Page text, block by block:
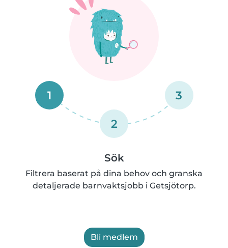
1
2
3
Sök
Filtrera baserat på dina behov och granska
detaljerade barnvaktsjobb i Getsjötorp.
Bli medlem